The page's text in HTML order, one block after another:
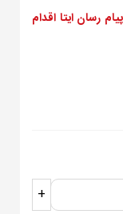
رسان ایتا اقدام
+